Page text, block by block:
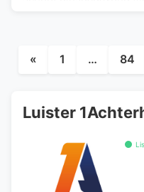
« 1 … 84
Luister